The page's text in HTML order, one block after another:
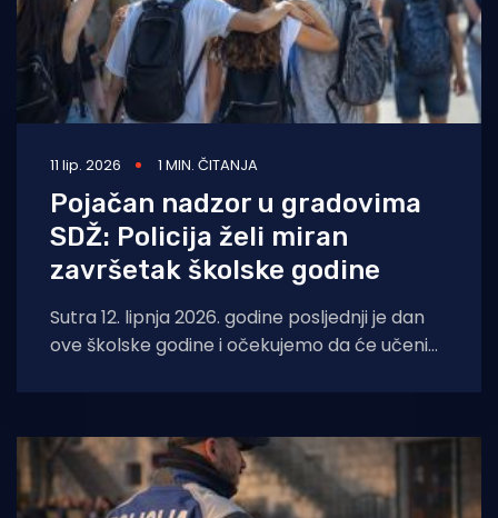
11 lip. 2026 1 MIN. ČITANJA
Pojačan nadzor u gradovima
SDŽ: Policija želi miran
završetak školske godine
Sutra 12. lipnja 2026. godine posljednji je dan
ove školske godine i očekujemo da će učenici